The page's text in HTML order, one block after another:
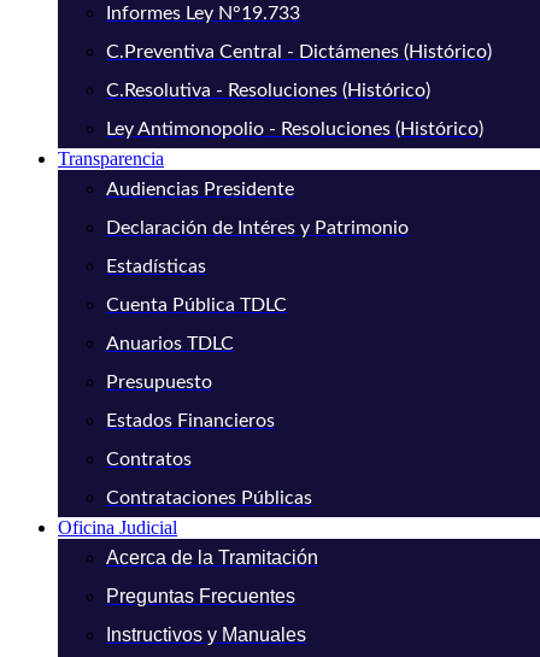
Informes Ley N°19.733
C.Preventiva Central - Dictámenes (Histórico)
C.Resolutiva - Resoluciones (Histórico)
Ley Antimonopolio - Resoluciones (Histórico)
Transparencia
Audiencias Presidente
Declaración de Intéres y Patrimonio
Estadísticas
Cuenta Pública TDLC
Anuarios TDLC
Presupuesto
Estados Financieros
Contratos
Contrataciones Públicas
Oficina Judicial
Acerca de la Tramitación
Preguntas Frecuentes
Instructivos y Manuales